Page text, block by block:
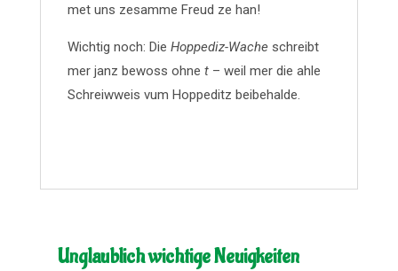
met uns zesamme Freud ze han!
Wichtig noch: Die Hoppediz-Wache schreibt
mer janz bewoss ohne t– weil mer die ahle
Schreiwweis vum Hoppeditz beibehalde.
Unglaublich wichtige Neuigkeiten